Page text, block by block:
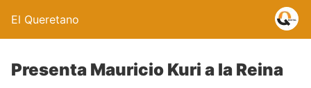
El Queretano
Presenta Mauricio Kuri a la Reina